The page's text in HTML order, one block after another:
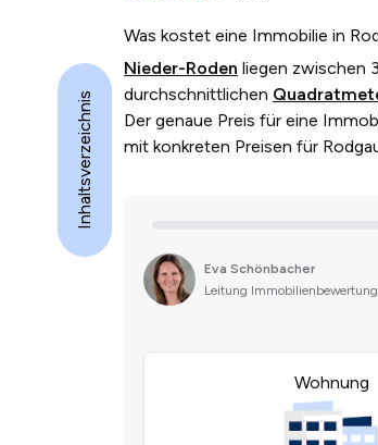
Was kostet eine Immobilie in
Nieder-Roden liegen zwischen
durchschnittlichen
Der genaue Preis für eine
mit konkreten Preisen für
Inhaltsverzeichnis